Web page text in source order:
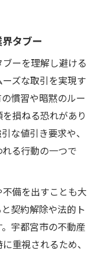
タブー
ーを理解し避ける
ズな取引を実現す
慣習や暗黙のルー
損ねる恐れがあり
な値引き要求や、
る行動の一つで
備を出すことも大
契約解除や法的ト
宇都宮市の不動産
重視されるため、